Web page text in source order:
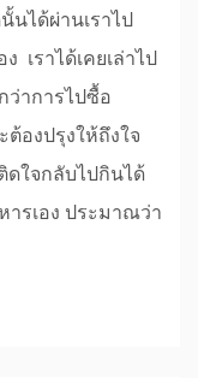
นได้ผ่านเราไป
เราได้เคยเล่าไป
าการไปซื้อ
องปรุงให้ถึงใจ
ดใจกลับไปกินได้
รเอง ประมาณว่า